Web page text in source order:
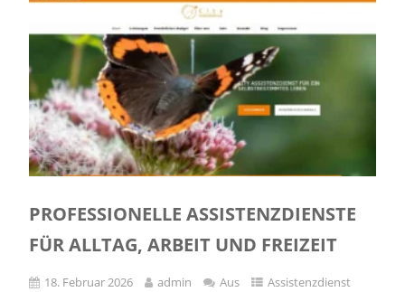
PROFESSIONELLE ASSISTENZDIENSTE
FÜR ALLTAG, ARBEIT UND FREIZEIT
18. Februar 2026 admin Aus Assistenzdienst